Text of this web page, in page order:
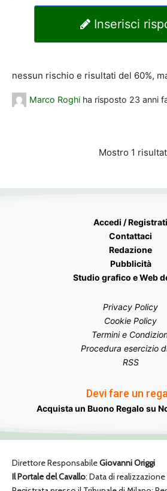
Inserisci
nessun rischio e risultati del 60%,
Marco Roghi ha risposto 23 anni
Mostro 1
Accedi / Registrati
Contattaci
Redazione
Pubblicità
Studio grafico e Web
Privacy Policy
Cookie Policy
Termini e
Procedura esercizio
RSS
Devi fare un
Acquista un Buono Regalo su
Direttore ResponsabileGiovanni Origgi
Il Portale del Cavallo: Data di